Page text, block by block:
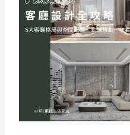
做
？
3
大
技
巧
打
造
療